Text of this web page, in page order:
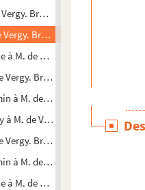
Bruxelles, 7 juillet 1622.
Vergy. Bruxelles, 9 juillet 1622.
à M. de Vergy. Siège de Berg op
Bruxelles, 23 juillet 1622
à M. de Vergy. Bruxelles, 24
M. de Vergy. Bruxelles, 30 juillet
Vergy. Bruxelles, 30 juillet 1622.
à M. de Vergy. Bruxelles, 30
à M. de Vergy. Du camp devant